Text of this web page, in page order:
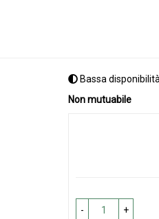
Bassa disponibilità
Non mutuabile
- +